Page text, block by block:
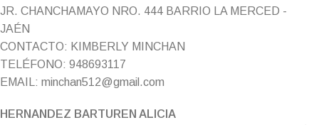
JR. CHANCHAMAYO NRO. 444 BARRIO LA MERCED -
JAÉN
CONTACTO: KIMBERLY MINCHAN
TELÉFONO: 948693117
EMAIL: minchan512@gmail.com
HERNANDEZ BARTUREN ALICIA